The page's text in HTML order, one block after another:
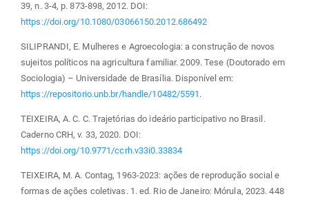
39, n. 3-4, p. 873-898, 2012. DOI:
https://doi.org/10.1080/03066150.2012.686492
SILIPRANDI, E. Mulheres e Agroecologia: a construção de novos
sujeitos políticos na agricultura familiar. 2009. Tese (Doutorado em
Sociologia) – Universidade de Brasília. Disponível em:
https://repositorio.unb.br/handle/10482/5591 .
TEIXEIRA, A. C. C. Trajetórias do ideário participativo no Brasil.
Caderno CRH, v. 33, 2020. DOI:
https://doi.org/10.9771/ccrh.v33i0.33834
TEIXEIRA, M. A. Contag, 1963-2023: ações de reprodução social e
formas de ações coletivas. 1. ed. Rio de Janeiro: Mórula, 2023. 448